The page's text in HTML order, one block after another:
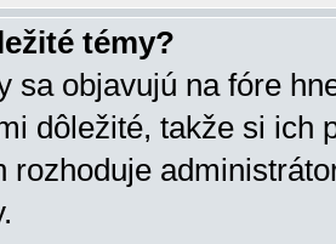
témy?
sa objavujú na fóre
dôležité, takže si ich
rozhoduje